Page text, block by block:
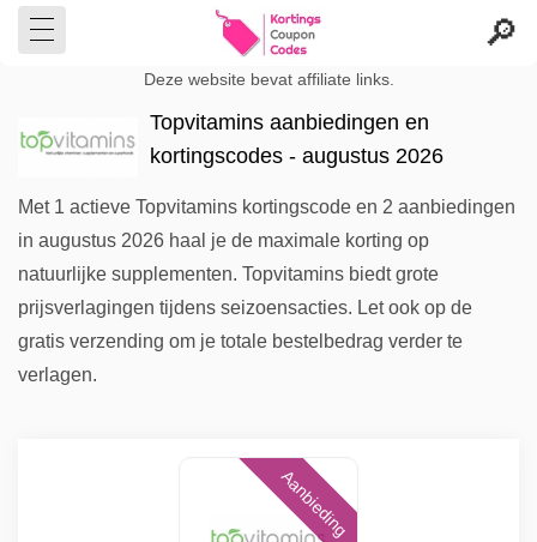
Deze website bevat affiliate links.
Topvitamins aanbiedingen en
kortingscodes - augustus 2026
Met 1 actieve Topvitamins kortingscode en 2 aanbiedingen
in augustus 2026 haal je de maximale korting op
natuurlijke supplementen. Topvitamins biedt grote
prijsverlagingen tijdens seizoensacties. Let ook op de
gratis verzending om je totale bestelbedrag verder te
verlagen.
Aanbieding